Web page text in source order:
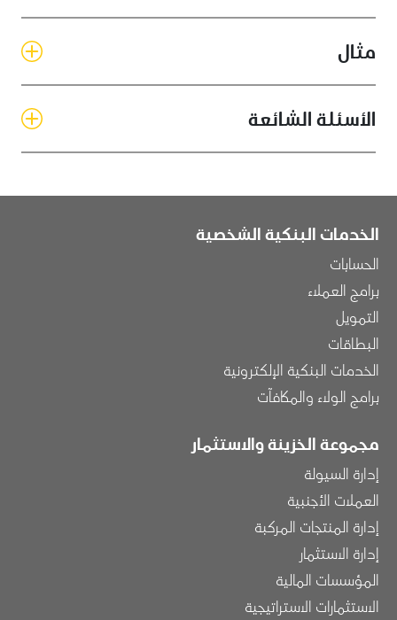
مثال
الأسئلة الشائعة
الخدمات البنكية الشخصية
الحسابات
برامج العملاء
التمويل
البطاقات
الخدمات البنكية الإلكترونية
برامج الولاء والمكافآت
مجموعة الخزينة والاستثمار
إدارة السيولة
العملات الأجنبية
إدارة المنتجات المركبة
إدارة الاستثمار
المؤسسات المالية
الاستثمارات الاستراتيجية